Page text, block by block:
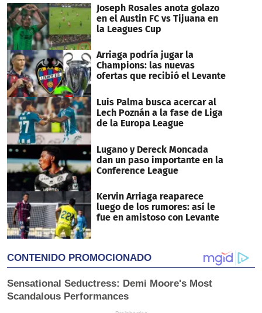
Joseph Rosales anota golazo
en el Austin FC vs Tijuana en
la Leagues Cup
Arriaga podría jugar la
Champions: las nuevas
ofertas que recibió el Levante
Luis Palma busca acercar al
Lech Poznán a la fase de Liga
de la Europa League
Lugano y Dereck Moncada
dan un paso importante en la
Conference League
Kervin Arriaga reaparece
luego de los rumores: así le
fue en amistoso con Levante